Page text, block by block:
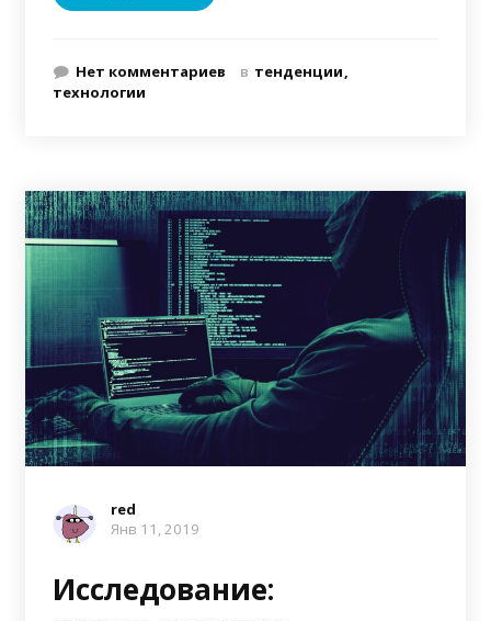
Нет комментариев в тенденции
технологии
red
Янв 11, 2019
Исследование: